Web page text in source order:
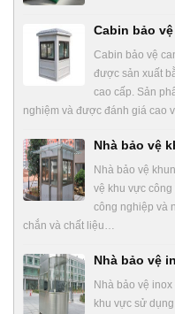
Cabin bảo
Cabin bảo vệ
được sản xuất
cao cấp. Sản
nghiệm và được đánh giá cao
Nhà bảo vệ
Nhà bảo vệ
vệ khu vực
công nghiệp và
chắn và chất liệu…
Nhà bảo vệ
Nhà bảo vệ
khu vực sử